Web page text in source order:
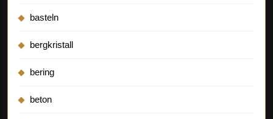
basteln
bergkristall
bering
beton